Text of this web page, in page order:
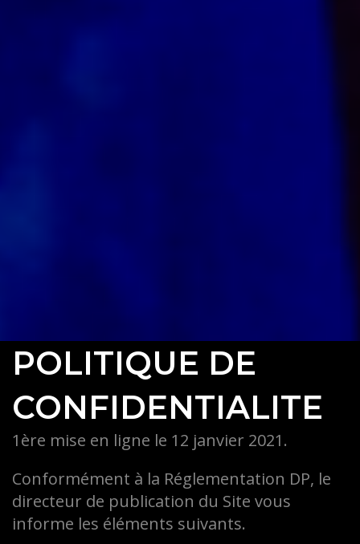
POLITIQUE DE
CONFIDENTIALITE
1ère mise en ligne le 12 janvier 2021.
Conformément à la Réglementation DP, le
directeur de publication du Site vous
informe les éléments suivants.